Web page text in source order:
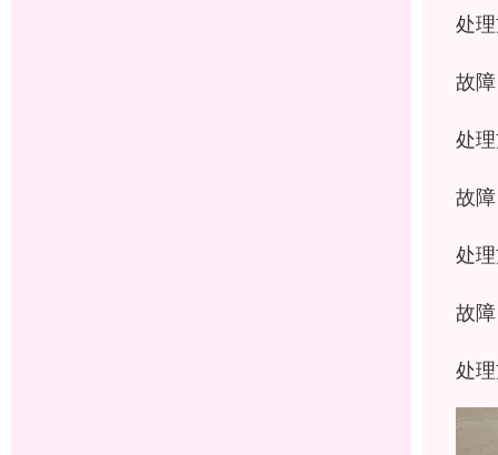
处
故
处
故
处
故
处